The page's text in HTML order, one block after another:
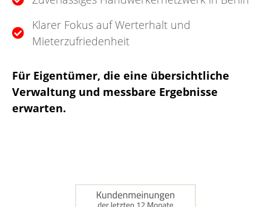
Klarer Fokus auf Werterhalt und
Mieterzufriedenheit
Für Eigentümer, die eine übersichtliche
Verwaltung und messbare Ergebnisse
erwarten.